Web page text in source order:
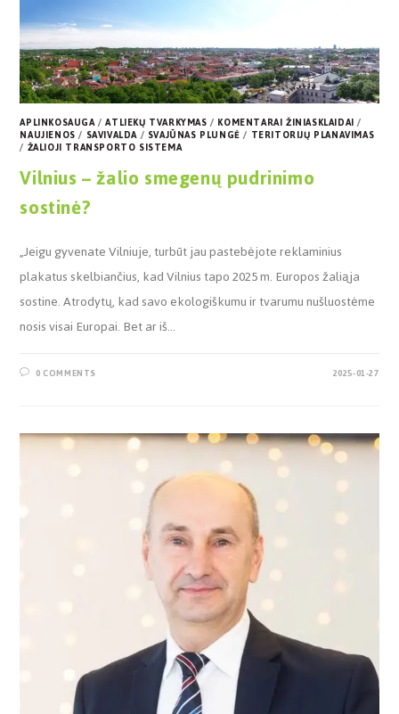
APLINKOSAUGA/ATLIEKŲ TVARKYMAS/ KOMENTARAI ŽINIASKLAIDAI/
NAUJIENOS/ SAVIVALDA/ SVAJŪNAS PLUNGĖ/ TERITORIJŲ PLANAVIMAS
/ ŽALIOJI TRANSPORTO SISTEMA
Vilnius – žalio smegenų pudrinimo
sostinė?
„Jeigu gyvenate Vilniuje, turbūt jau pastebėjote reklaminius
plakatus skelbiančius, kad Vilnius tapo 2025 m. Europos žaliąja
sostine. Atrodytų, kad savo ekologiškumu ir tvarumu nušluostėme
nosis visai Europai. Bet ar iš…
0 COMMENTS 2025-01-27